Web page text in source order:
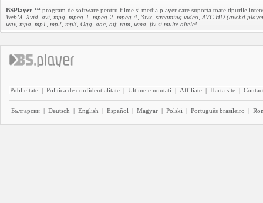
BSPlayer ™ program de software pentru filme si media player care suporta toate tipurile
WebM, Xvid, avi, mpg, mpeg-1, mpeg-2, mpeg-4, 3ivx, streaming video , AVC HD (avchd
wav, mpa, mp1, mp2, mp3, Ogg, aac, aif, ram, wma, flv si multe altele!
Publicitate | Politica de confidentialitate | Ultimele noutati | Affiliate | Harta site |
Български | Deutsch | English | Español | Magyar | Polski | Português brasileiro |